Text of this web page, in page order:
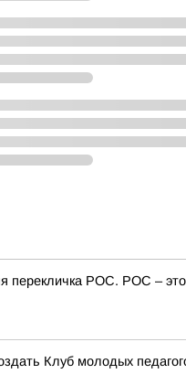
перекличка РОС. РОС –
Клуб молодых